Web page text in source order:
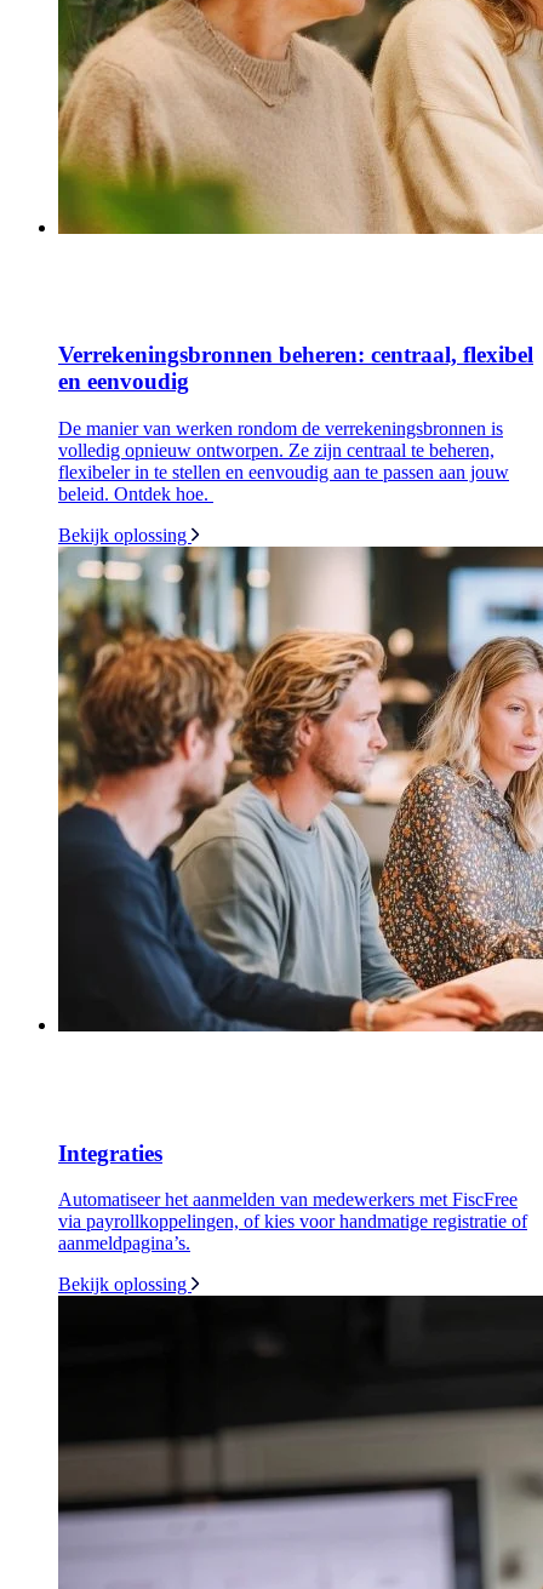
Verrekeningsbronnen beheren: centraal, flexibel
en eenvoudig
De manier van werken rondom de verrekeningsbronnen is
volledig opnieuw ontworpen. Ze zijn centraal te beheren,
flexibeler in te stellen en eenvoudig aan te passen aan jouw
beleid. Ontdek hoe.
Bekijk oplossing
Integraties
Automatiseer het aanmelden van medewerkers met FiscFree
via payrollkoppelingen, of kies voor handmatige registratie of
aanmeldpagina’s.
Bekijk oplossing